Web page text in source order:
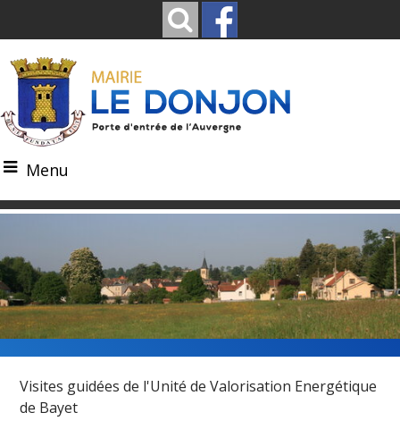
Menu
Visites guidées de l'Unité de Valorisation Energétique
de Bayet